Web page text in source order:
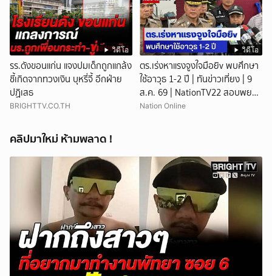
วิดีโอ
รร.ดังขอนแก่น แจงปมเด็กถูกแกล้ง
ชี้เกิดจากทวงเงิน บุหรี่จี้ อีกฝ่าย
ปฏิเสธ
BRIGHTTV.CO.TH
วิดีโอ
ตร.เร่งหาแรงจูงใจมือยิv พบศึกษา
ใช้อาวุธ 1-2 ปี | ทันข่าวเที่ยง | 9
ส.ค. 69 | NationTV22 สอบพยาน
แล้ว 17 ปาก เร่งตรวจมือถือและ
Nation Online
คลิปมาใหม่ ห้ามพลาด !